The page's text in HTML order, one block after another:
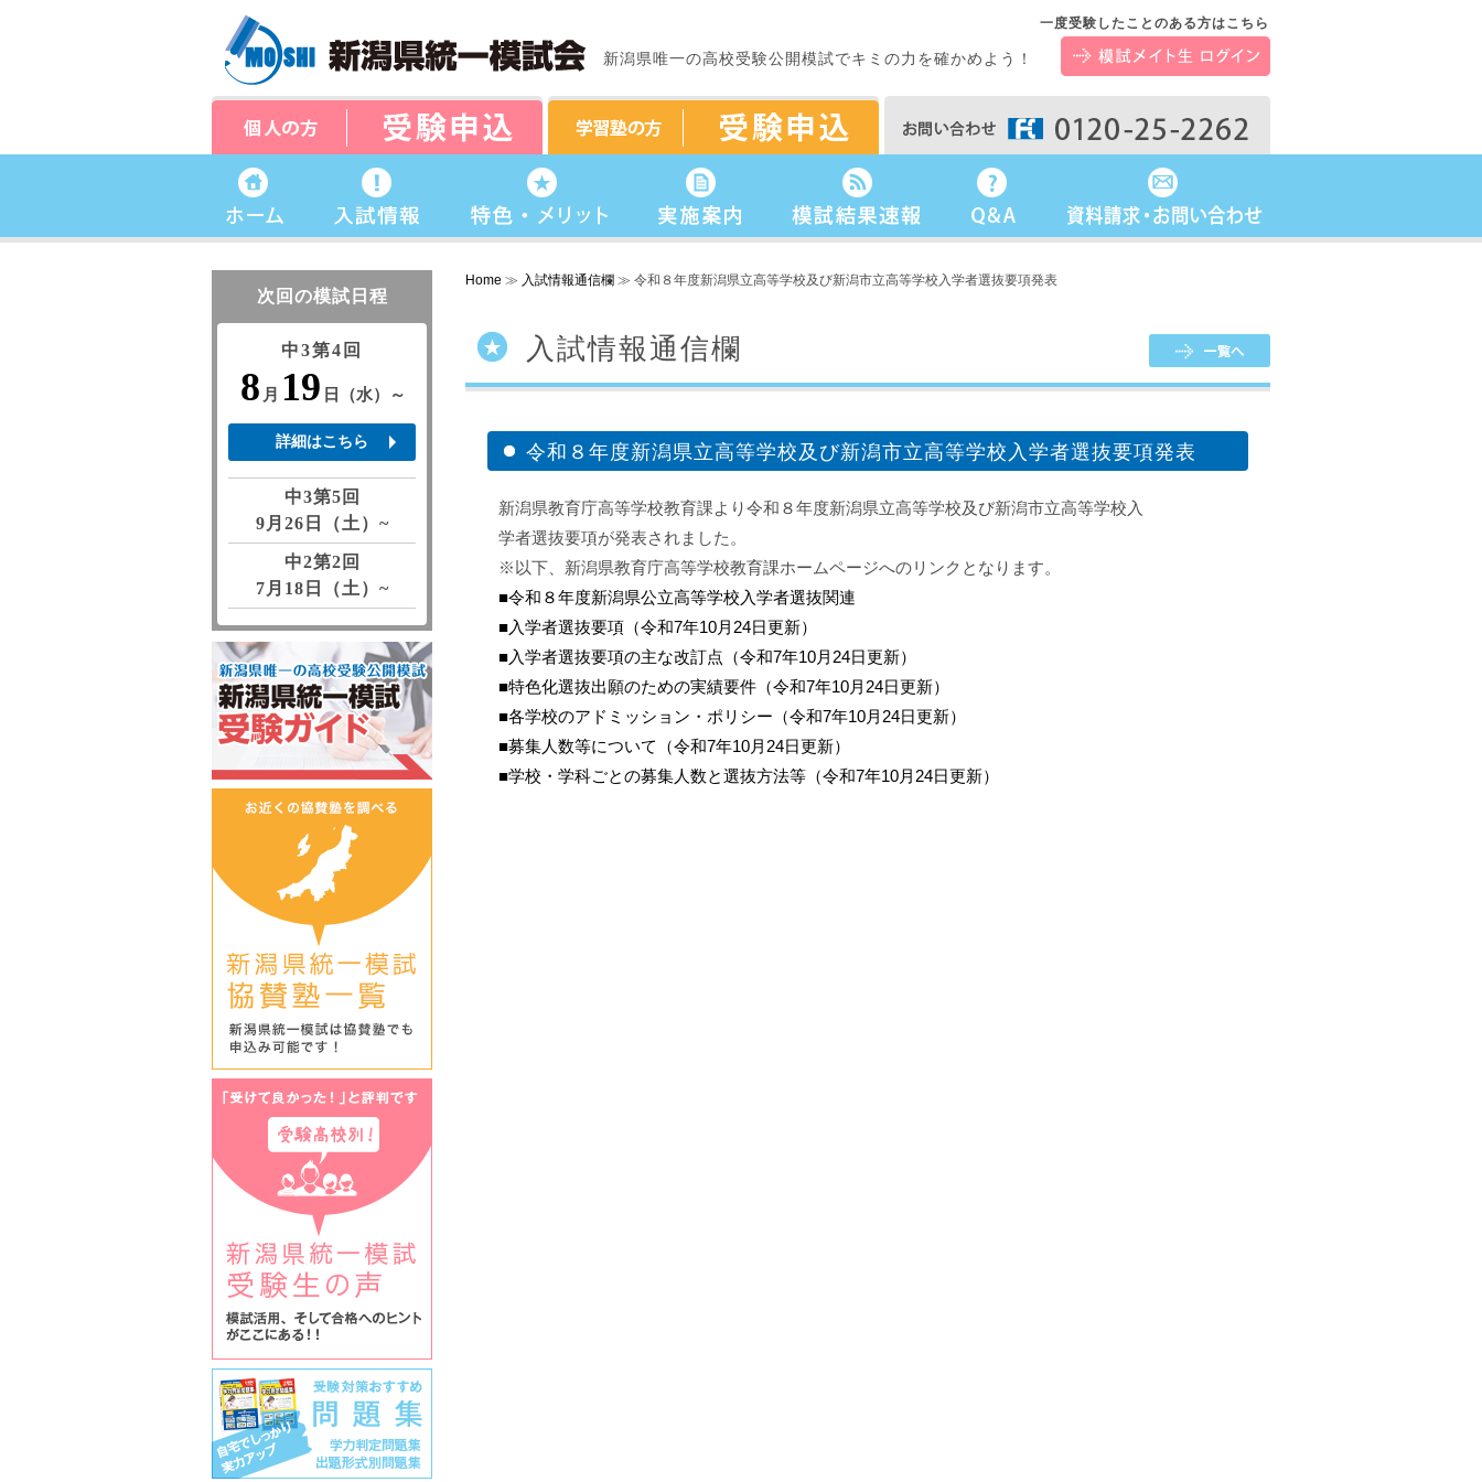
新潟県唯一の高校受験公開模試でキミの力を確かめよう！
一度受験したことのある方はこちら
次回の模試日程
中3第4回
8 月 19 日（水）～
詳細はこちら
中3第5回
9月26日（土）~
中2第2回
7月18日（土）~
Home ≫ 入試情報通信欄 ≫ 令和８年度新潟県立高等学校及び新潟市立高等学校入学者選抜要項発表
入試情報通信欄
令和８年度新潟県立高等学校及び新潟市立高等学校入学者選抜要項発表
新潟県教育庁高等学校教育課より令和８年度新潟県立高等学校及び新潟市立高等学校入
学者選抜要項が発表されました。
※以下、新潟県教育庁高等学校教育課ホームページへのリンクとなります。
■令和８年度新潟県公立高等学校入学者選抜関連
■入学者選抜要項（令和7年10月24日更新）
■入学者選抜要項の主な改訂点（令和7年10月24日更新）
■特色化選抜出願のための実績要件（令和7年10月24日更新）
■各学校のアドミッション・ポリシー（令和7年10月24日更新）
■募集人数等について（令和7年10月24日更新）
■学校・学科ごとの募集人数と選抜方法等（令和7年10月24日更新）